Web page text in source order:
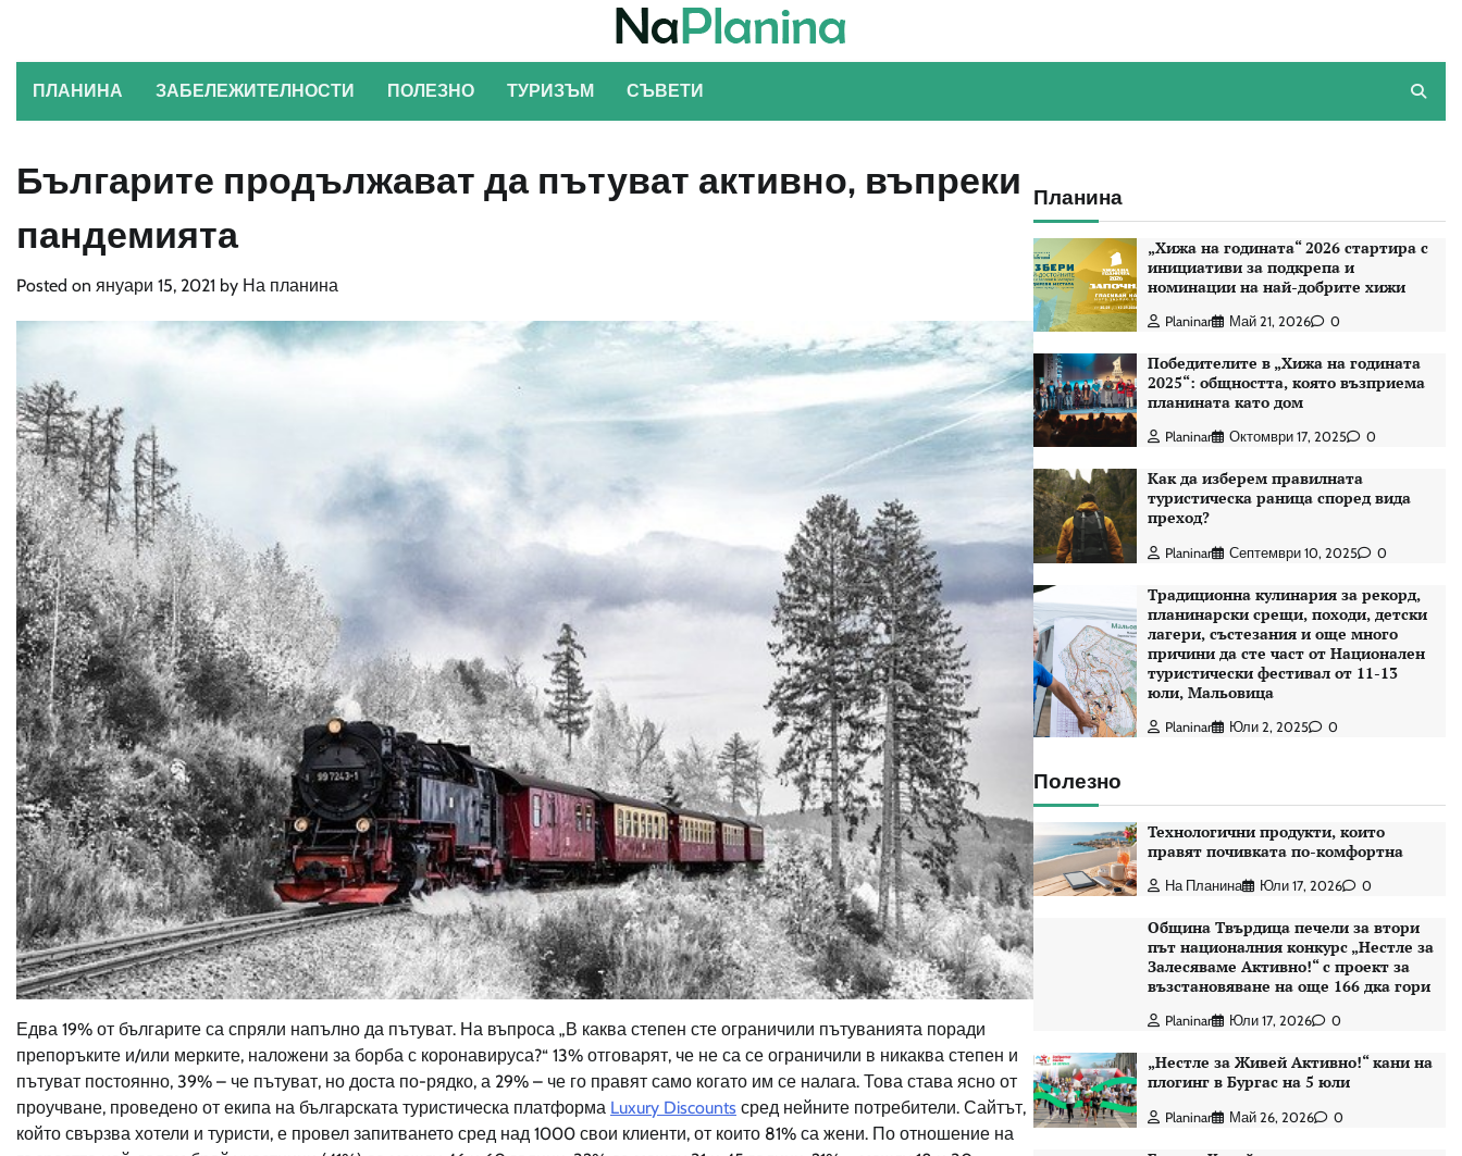
content
ПЛАНИНА
ЗАБЕЛЕЖИТЕЛНОСТИ ПОЛЕЗНО ТУРИЗЪМ СЪВЕТИ
Българите продължават да пътуват активно, въпреки
пандемията
Posted on януари 15, 2021 by На планина
Едва 19% от българите са спряли напълно да пътуват. На въпроса „В каква степен сте ограничили пътуванията поради
препоръките и/или мерките, наложени за борба с коронавируса?“ 13% отговарят, че не са се ограничили в никаква степен и
пътуват постоянно, 39% – че пътуват, но доста по-рядко, а 29% – че го правят само когато им се налага. Това става ясно от
проучване, проведено от екипа на българската туристическа платформа Luxury Discounts сред нейните потребители. Сайтът,
който свързва хотели и туристи, е провел запитването сред над 1000 свои клиенти, от които 81% са жени. По отношение на
Планина
„Хижа на годината“ 2026 стартира с
инициативи за подкрепа и
номинации на най-добрите хижи
Planinar Май 21, 2026 0
Победителите в „Хижа на годината
2025“: общността, която възприема
планината като дом
Planinar Октомври 17, 2025 0
Как да изберем правилната
туристическа раница според вида
преход?
Planinar Септември 10, 2025 0
Традиционна кулинария за рекорд,
планинарски срещи, походи, детски
лагери, състезания и още много
причини да сте част от Национален
туристически фестивал от 11-13
юли, Мальовица
Planinar Юли 2, 2025 0
Полезно
Технологични продукти, които
правят почивката по-комфортна
На Планина Юли 17, 2026 0
Община Твърдица печели за втори
път националния конкурс „Нестле за
Залесяваме Активно!“ с проект за
възстановяване на още 166 дка гори
Planinar Юли 17, 2026 0
„Нестле за Живей Активно!“ кани на
плогинг в Бургас на 5 юли
Planinar Май 26, 2026 0